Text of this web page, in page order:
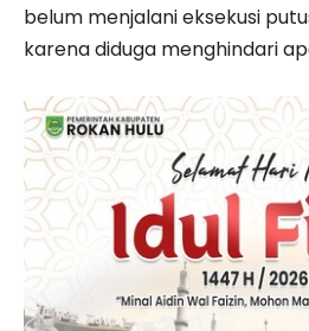
belum menjalani eksekusi
karena diduga menghindari